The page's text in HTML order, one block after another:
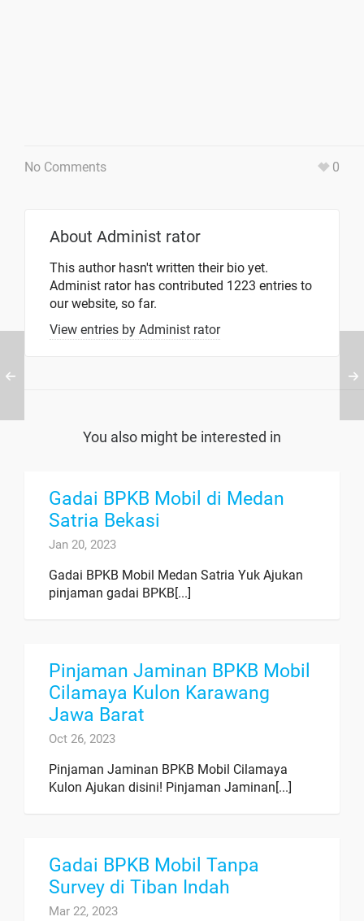
No Comments 0
About Administ rator
This author hasn't written their bio yet.
Administ ratorhas contributed 1223 entries to
our website, so far.
View entries by Administ rator
You also might be interested in
Gadai BPKB Mobil di Medan
Satria Bekasi
Jan 20, 2023
Gadai BPKB Mobil Medan Satria Yuk Ajukan
pinjaman gadai BPKB[...]
Pinjaman Jaminan BPKB Mobil
Cilamaya Kulon Karawang
Jawa Barat
Oct 26, 2023
Pinjaman Jaminan BPKB Mobil Cilamaya
Kulon Ajukan disini! Pinjaman Jaminan[...]
Gadai BPKB Mobil Tanpa
Survey di Tiban Indah
Mar 22, 2023